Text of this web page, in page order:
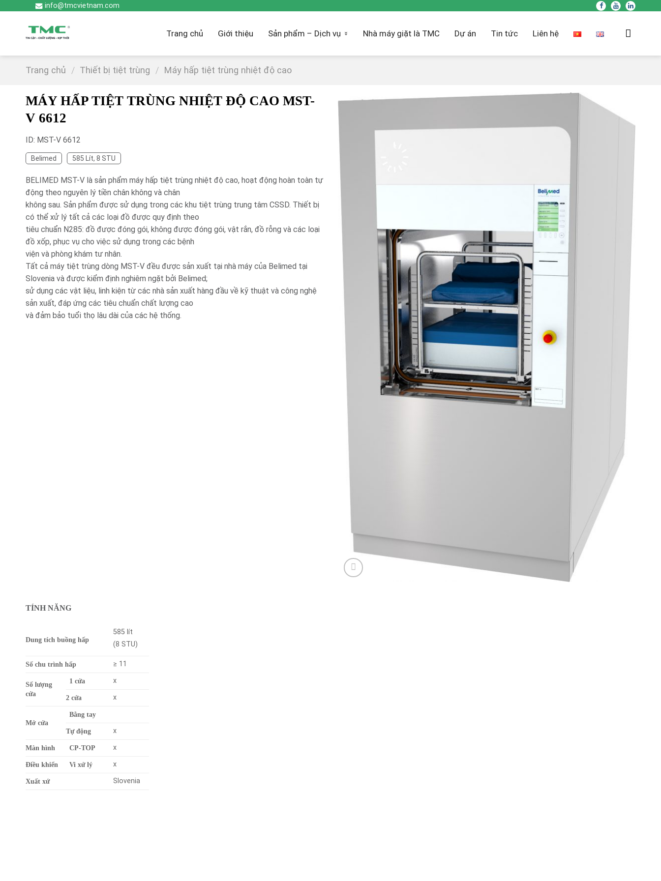
info@tmcvietnam.com
Trang chủ Giới thiệu Sản phẩm – Dịch vụ Nhà máy giặt là TMC Dự án Tin tức Liên hệ
Trang chủ / Thiết bị tiệt trùng / Máy hấp tiệt trùng nhiệt độ cao
MÁY HẤP TIỆT TRÙNG NHIỆT ĐỘ CAO MST-
V 6612
ID: MST-V 6612
Belimed 585 Lít, 8 STU
BELIMED MST-V là sản phẩm máy hấp tiệt trùng nhiệt độ cao, hoạt động hoàn toàn tự
động theo nguyên lý tiền chân không và chân
không sau. Sản phẩm được sử dụng trong các khu tiệt trùng trung tâm CSSD. Thiết bị
có thể xử lý tất cả các loại đồ được quy định theo
tiêu chuẩn N285: đồ được đóng gói, không được đóng gói, vật rắn, đồ rỗng và các loại
đồ xốp, phục vụ cho việc sử dụng trong các bệnh
viện và phòng khám tư nhân.
Tất cả máy tiệt trùng dòng MST-V đều được sản xuất tại nhà máy của Belimed tại
Slovenia và được kiểm định nghiêm ngặt bởi Belimed;
sử dụng các vật liệu, linh kiện từ các nhà sản xuất hàng đầu về kỹ thuật và công nghệ
sản xuất, đáp ứng các tiêu chuẩn chất lượng cao
và đảm bảo tuổi thọ lâu dài của các hệ thống.
TÍNH NĂNG
Dung tích buồng hấp
585 lít
(8 STU)
Số chu trình hấp ≥ 11
Số lượng
cửa
1 cửa x
2 cửa x
Mở cửa
Bằng tay
Tự động x
Màn hình CP-TOP x
Điều khiển Vi xử lý x
Xuất xứ Slovenia